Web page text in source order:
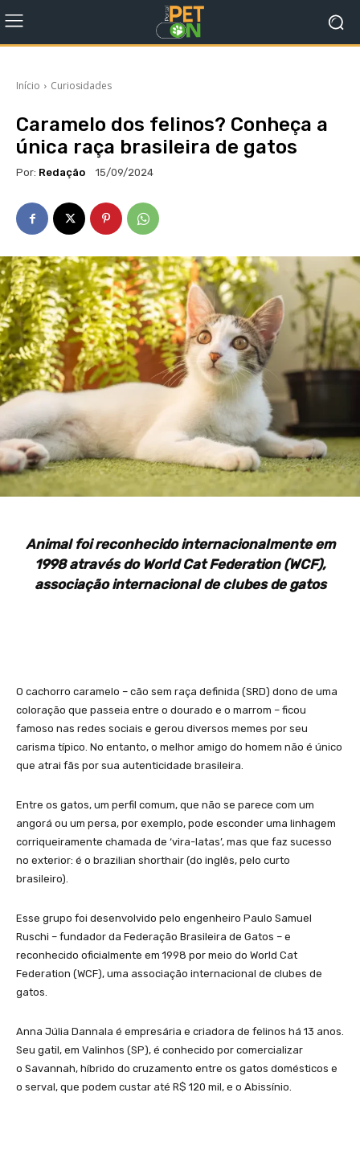
Início Curiosidades
Caramelo dos felinos? Conheça a
única raça brasileira de gatos
Por: Redação 15/09/2024
Animal foi reconhecido internacionalmente em
1998 através do World Cat Federation (WCF),
associação internacional de clubes de gatos
O cachorro caramelo – cão sem raça definida (SRD) dono de uma
coloração que passeia entre o dourado e o marrom – ficou
famoso nas redes sociais e gerou diversos memes por seu
carisma típico. No entanto, o melhor amigo do homem não é único
que atrai fãs por sua autenticidade brasileira.
Entre os gatos, um perfil comum, que não se parece com um
angorá ou um persa, por exemplo, pode esconder uma linhagem
corriqueiramente chamada de ‘vira-latas’, mas que faz sucesso
no exterior: é o brazilian shorthair (do inglês, pelo curto
brasileiro).
Esse grupo foi desenvolvido pelo engenheiro Paulo Samuel
Ruschi – fundador da Federação Brasileira de Gatos – e
reconhecido oficialmente em 1998 por meio do World Cat
Federation (WCF), uma associação internacional de clubes de
gatos.
Anna Júlia Dannala é empresária e criadora de felinos há 13 anos.
Seu gatil, em Valinhos (SP), é conhecido por comercializar
o Savannah, híbrido do cruzamento entre os gatos domésticos e
o serval, que podem custar até R$ 120 mil, e o Abissínio.